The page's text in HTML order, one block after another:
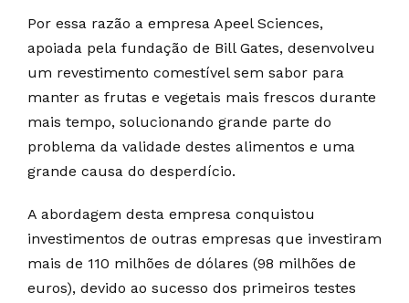
Por essa razão a empresa Apeel Sciences,
apoiada pela fundação de Bill Gates, desenvolveu
um revestimento comestível sem sabor para
manter as frutas e vegetais mais frescos durante
mais tempo, solucionando grande parte do
problema da validade destes alimentos e uma
grande causa do desperdício.
A abordagem desta empresa conquistou
investimentos de outras empresas que investiram
mais de 110 milhões de dólares (98 milhões de
euros), devido ao sucesso dos primeiros testes